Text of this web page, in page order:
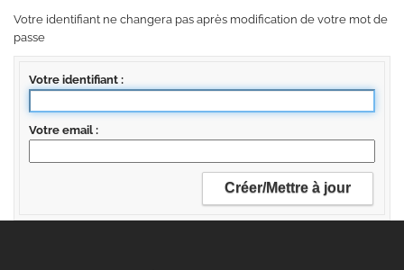
Votre identifiant ne changera pas après modification de votre mot de
passe
Votre identifiant
Votre email